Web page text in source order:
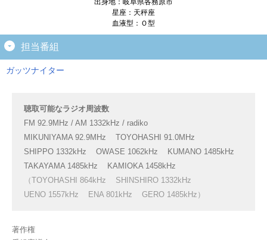
出身地：岐阜県各務原市
星座：天秤座
血液型：Ｏ型
担当番組
ガッツナイター
聴取可能なラジオ周波数
FM 92.9MHz / AM 1332kHz / radiko
MIKUNIYAMA 92.9MHz
TOYOHASHI 91.0MHz
SHIPPO 1332kHz
OWASE 1062kHz
KUMANO 1485kHz
TAKAYAMA 1485kHz
KAMIOKA 1458kHz
（TOYOHASHI 864kHz
SHINSHIRO 1332kHz
UENO 1557kHz
ENA 801kHz GERO 1485kHz）
著作権